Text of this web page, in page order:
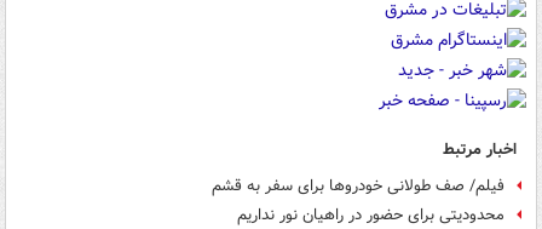
اخبار مرتبط
فیلم/ صف طولانی خودروها برای سفر به قشم
محدودیتی برای حضور در راهیان نور نداریم